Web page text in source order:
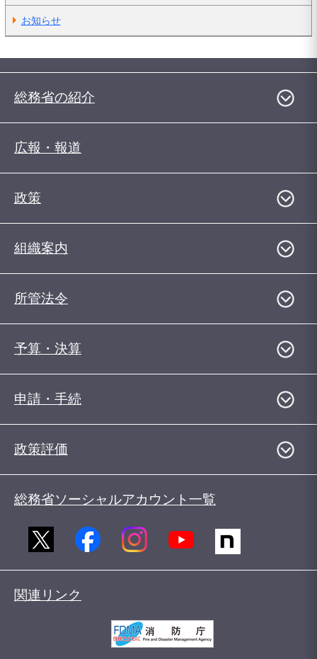
お知らせ
総務省の紹介
広報・報道
政策
組織案内
所管法令
予算・決算
申請・手続
政策評価
総務省ソーシャルアカウント一覧
関連リンク